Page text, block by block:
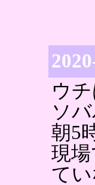
ウ
ソ
朝5
現
て